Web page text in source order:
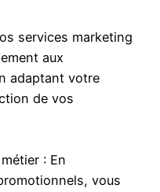
services marketing
aux
adaptant votre
de vos
: En
vous